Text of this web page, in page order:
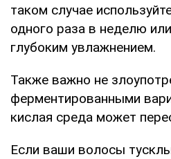
таком случае
одного раза в неделю
глубоким увлажнением.
Также важно не
ферментированными
кислая среда может
Если ваши волосы